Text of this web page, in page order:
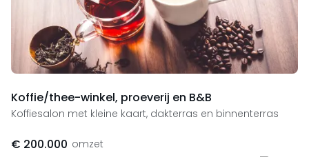
Koffie/thee-winkel, proeverij en B&B
Koffiesalon met kleine kaart, dakterras en binnenterras
€ 200.000 omzet